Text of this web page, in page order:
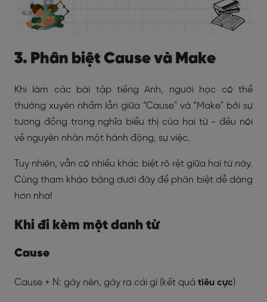
3. Phân biệt Cause và Make
Khi làm các bài tập tiếng Anh, người học có thể
thường xuyên nhầm lẫn giữa “Cause" và “Make" bởi sự
tương đồng trong nghĩa biểu thị của hai từ - đều nói
về nguyên nhân một hành động, sự việc.
Tuy nhiên, vẫn có nhiều khác biệt rõ rệt giữa hai từ này.
Cùng tham khảo bảng dưới đây để phân biệt dễ dàng
hơn nha!
Khi đi kèm một danh từ
Cause
Cause + N: gây nên, gây ra cái gì (kết quả tiêu cực)